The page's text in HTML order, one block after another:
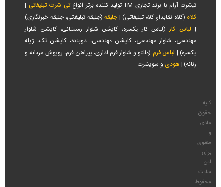
تیشرت آرام با برند تجاری TM تولید کننده برتر انواع
تی شرت تبلیغاتی |
کلاه (کلاه نقابدار، کلاه تبلیغاتی) | جلیقه (جلیقه تبلیغاتی، جلیقه خبرنگاری)
| لباس کار (لباس کار یکسره، کاپشن شلوار زمستانی، کاپشن شلوار
مهندسی، شلوار مهندسی، کاپشن مهندسی، دوبنده، کاپشن تک، ژیله
یکسره) | لباس فرم (مانتو و شلوار فرم اداری، پیراهن فرم، روپوش مردانه و
زنانه) | هودی و سویشرت
کلیه
حقوق
مادی
و
معنوی
برای
این
سایت
محفوظ